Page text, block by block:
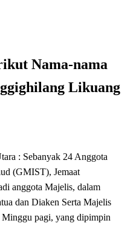
Nama-nama
Likuang
: Sebanyak 24 Anggota
(GMIST), Jemaat
anggota Majelis, dalam
dan Diaken Serta Majelis
Minggu pagi, yang dipimpin